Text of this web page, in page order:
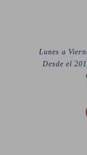
Lunes a
Desde el